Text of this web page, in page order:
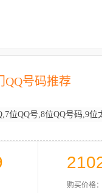
QQ号码推荐
位QQ号,8位QQ号码,9
购买价格：